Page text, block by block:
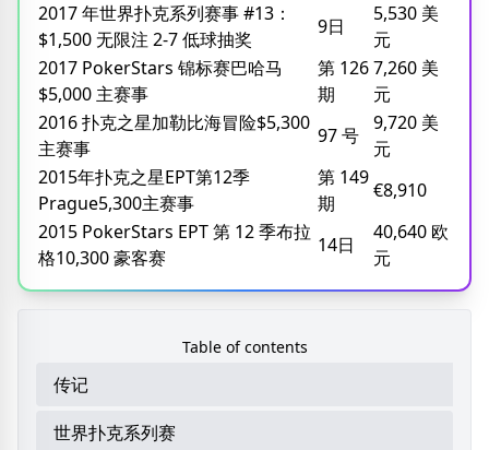
2017 年世界扑克系列赛事 #13：
$1,500 无限注 2-7 低球抽奖
9日
5,530 美
元
2017 PokerStars 锦标赛巴哈马
$5,000 主赛事
第 126
期
7,260 美
元
2016 扑克之星加勒比海冒险$5,300
主赛事
97 号
9,720 美
元
2015年扑克之星EPT第12季
Prague5,300主赛事
第 149
期
€8,910
2015 PokerStars EPT 第 12 季布拉
格10,300 豪客赛
14日
40,640 欧
元
Table of contents
传记
世界扑克系列赛